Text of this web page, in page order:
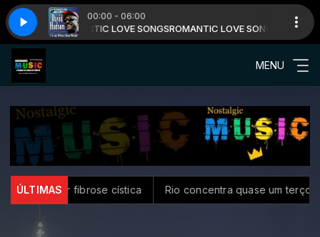
00:00 - 06:00
com ROMANTIC LOVE SONGSROMANTIC LOVE SONG'S com
- WHEN I'M LOVIN YOU DAVID HUUDSON - WHEN I'M LOVIN YOU
MENU
ÚLTIMAS
SUS por fibrose cística Rio concentra quase um terço